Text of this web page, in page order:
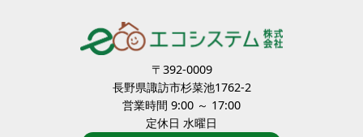
〒392-0009
長野県諏訪市杉菜池1762-2
営業時間 9:00 ～ 17:00
定休日 水曜日